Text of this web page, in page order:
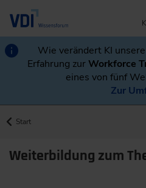
Wie verändert KI
Erfahrung zurWorkforce
eines von fünf
Zur
Start
Weiterbildung zum